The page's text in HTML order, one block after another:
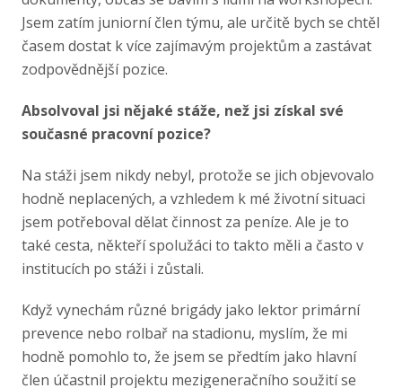
Jsem zatím juniorní člen týmu, ale určitě bych se chtěl
časem dostat k více zajímavým projektům a zastávat
zodpovědnější pozice.
Absolvoval jsi nějaké stáže, než jsi získal své
současné pracovní pozice?
Na stáži jsem nikdy nebyl, protože se jich objevovalo
hodně neplacených, a vzhledem k mé životní situaci
jsem potřeboval dělat činnost za peníze. Ale je to
také cesta, někteří spolužáci to takto měli a často v
institucích po stáži i zůstali.
Když vynechám různé brigády jako lektor primární
prevence nebo rolbař na stadionu, myslím, že mi
hodně pomohlo to, že jsem se předtím jako hlavní
člen účastnil projektu mezigeneračního soužití se